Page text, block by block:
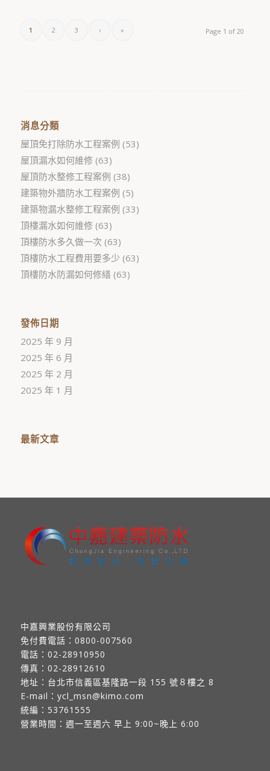
Page 1 of 20
1 2 3 › »
消息分類
屋頂免打除防水工程案例 (53)
屋頂漏水如何維修(63)
屋頂防水整修工程案例 (38)
建築物外牆防水工程案例 (5)
建築物漏水整修工程案例 (33)
頂樓漏水如何維修(63)
頂樓防水多久做一次 (63)
頂樓防水工程費用要多少 (63)
頂樓防水防漏如何修繕(63)
發佈日期
2025 年 9 月
2025 年 6 月
2025 年 2 月
2025 年 1 月
最新文章
中嘉興業股份有限公司
免付費電話： 0800-007560
電話： 02-28910950
傳真： 02-28912610
地址： 台北市信義區基隆路一段 155 號８樓之 8
E-mail： ycl_msn@kimo.com
統編：53761555
營業時間：週一至週六 早上 9:00~晚上 6:00